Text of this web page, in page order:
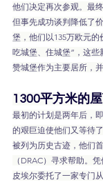
他们决定再次参观。最
但事先成功谈判降低了
堡，他们以135万欧元
吃城堡、住城堡”，这
赞城堡作为主要居所，
1300平方米的
最初的计划是两年后，
的艰巨迫使他们又等待
被列为历史古迹，他们
（DRAC）寻求帮助。
皮埃尔委托了一家专门